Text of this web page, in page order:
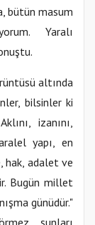
bütün masum
Yaralı
altında
bilsinler ki
izanını,
yapı, en
hak, adalet ve
Bugün millet
günüdür."